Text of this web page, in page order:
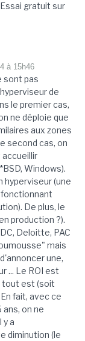
gratuit sur
à 15h46
sont pas
de
le premier cas,
ne déploie que
aux zones
second cas, on
Windows).
hyperviseur (une
De plus, le
production ?).
Deloitte, PAC
mais
une,
... Le ROI est
tout est (soit
fait, avec ce
on ne
y a
diminution (le